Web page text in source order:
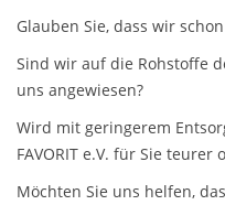
Glauben Sie, dass wir
Sind wir auf die Rohstoffe
uns angewiesen?
Wird mit geringerem
FAVORIT e.V. für Sie teurer
Möchten Sie uns helfen,